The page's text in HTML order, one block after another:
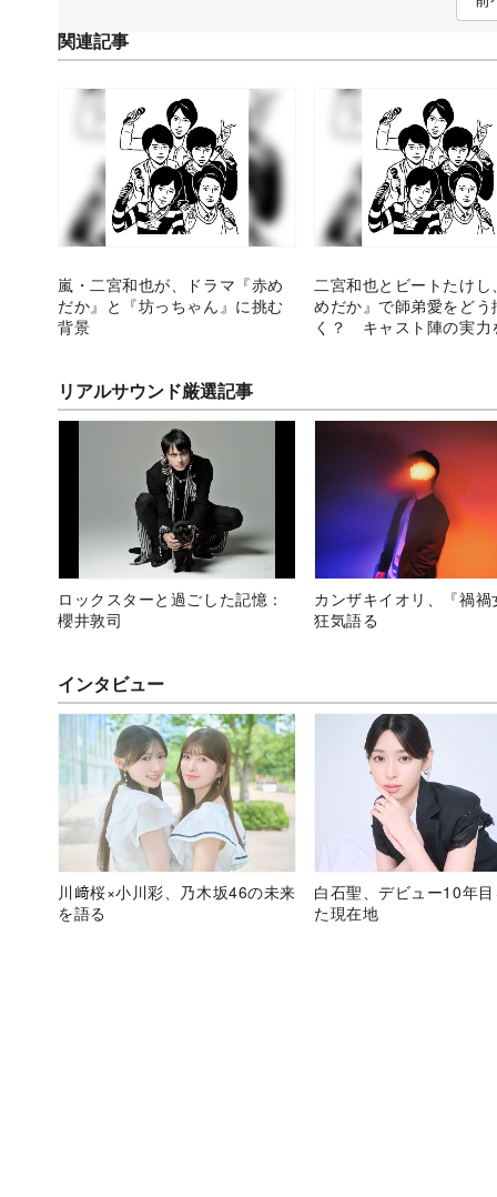
関連記事
嵐・二宮和也が、ドラマ『赤め
だか』と『坊っちゃん』に挑む
背景
二宮和也とビートたけし
めだか』で師弟愛をどう
く？ キャスト陣の実力
リアルサウンド厳選記事
ロックスターと過ごした記憶：
櫻井敦司
カンザキイオリ、『禍禍
狂気語る
インタビュー
川﨑桜×小川彩、乃木坂46の未来
を語る
白石聖、デビュー10年
た現在地